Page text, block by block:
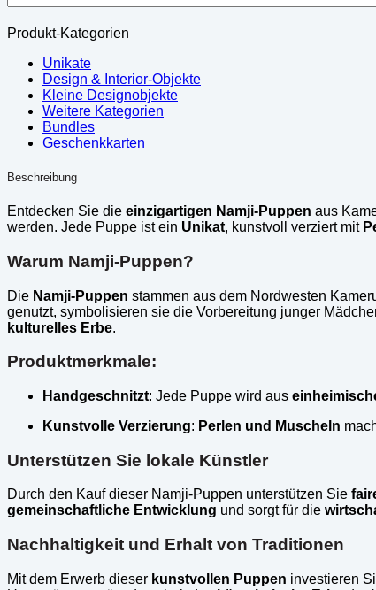
Produkt-Kategorien
Unikate
Design & Interior-Objekte
Kleine Designobjekte
Weitere Kategorien
Bundles
Geschenkkarten
Beschreibung
Entdecken Sie die einzigartigen Namji-Puppen aus
werden. Jede Puppe ist ein Unikat, kunstvoll verziert mit
Warum Namji-Puppen?
Die Namji-Puppen stammen aus dem Nordwesten
genutzt, symbolisieren sie die Vorbereitung junger
kulturelles Erbe.
Produktmerkmale:
Handgeschnitzt: Jede Puppe wird aus
Kunstvolle Verzierung: Perlen und Muscheln
Unterstützen Sie lokale Künstler
Durch den Kauf dieser Namji-Puppen unterstützen Sie
gemeinschaftliche Entwicklung und sorgt für die
Nachhaltigkeit und Erhalt von Traditionen
Mit dem Erwerb dieser kunstvollen Puppen investieren